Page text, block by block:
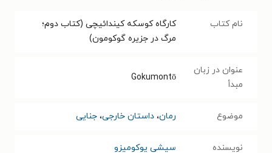
نام کتاب
کارگاه کوسکه کیندائیچی (کتاب دوم؛
مرگ در جزیره گوکومون)
عنوان در زبان
مبدأ
Gokumontō
موضوع رمان، داستان خارجی، جنایی
نویسنده سیشی یوکومیزو